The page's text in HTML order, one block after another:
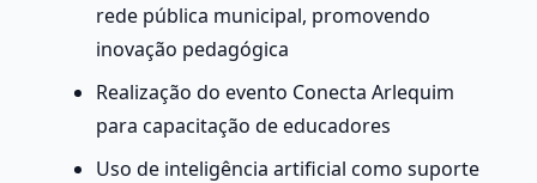
rede pública municipal, promovendo
inovação pedagógica
Realização do evento Conecta Arlequim
para capacitação de educadores
Uso de inteligência artificial como suporte